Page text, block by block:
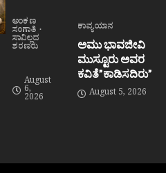
ಅಂಕಣ
ಸಂಗಾತಿ
ಸಾವಿಲ್ಲದ
ಶರಣರು
August
6,
2026
ಕಾವ್ಯಯಾನ
ಅಮು ಭಾವಜೀವಿ
ಮುಸ್ಟೂರು ಅವರ
ಕವಿತೆ”ಕಾಡಿಸದಿರು”
August 5, 2026